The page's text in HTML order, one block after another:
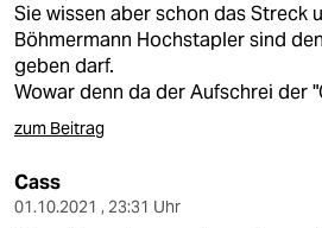
Sie wissen aber schon das Streck
Böhmermann Hochstapler sind
geben darf.
Wowar denn da der Aufschrei der
zum Beitrag
Cass
01.10.2021 , 23:31 Uhr